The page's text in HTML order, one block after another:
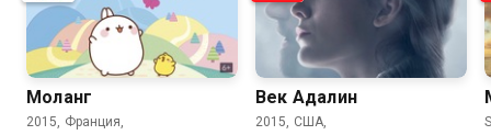
Моланг
2015, Франция,
Век Адалин
2015, США,